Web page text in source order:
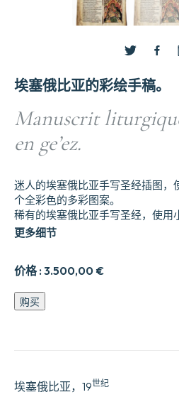
埃塞俄比亚的彩绘手稿。
Manuscrit
en ge’ez.
价格 :3.500,00 €
迷人的埃塞俄比亚手写圣经插图，
个全彩色的多彩图案。
稀有的埃塞俄比亚手写圣经，使用
更多细节
Manuscrit
liturgique
量
购买
埃塞俄比亚，19世纪